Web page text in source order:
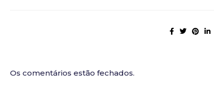
Os comentários estão fechados.